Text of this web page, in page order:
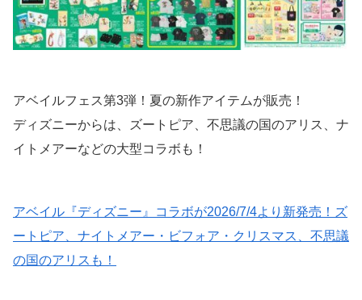
アベイルフェス第3弾！夏の新作アイテムが販売！
ディズニーからは、ズートピア、不思議の国のアリス、ナ
イトメアーなどの大型コラボも！
アベイル『ディズニー』コラボが2026/7/4より新発売！ズ
ートピア、ナイトメアー・ビフォア・クリスマス、不思議
の国のアリスも！